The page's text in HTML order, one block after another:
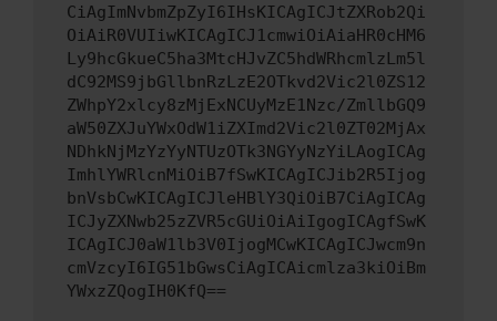
CiAgImNvbmZpZyI6IHsKICAgICJtZXRob2Qi
OiAiR0VUIiwKICAgICJ1cmwiOiAiaHR0cHM6
Ly9hcGkueC5ha3MtcHJvZC5hdWRhcmlzLm5l
dC92MS9jbGllbnRzLzE2OTkvd2Vic2l0ZS12
ZWhpY2xlcy8zMjExNCUyMzE1Nzc/ZmllbGQ9
aW50ZXJuYWxOdW1iZXImd2Vic2l0ZT02MjAx
NDhkNjMzYzYyNTUzOTk3NGYyNzYiLAogICAg
ImhlYWRlcnMiOiB7fSwKICAgICJib2R5Ijog
bnVsbCwKICAgICJleHBlY3QiOiB7CiAgICAg
ICJyZXNwb25zZVR5cGUiOiAiIgogICAgfSwK
ICAgICJ0aW1lb3V0IjogMCwKICAgICJwcm9n
cmVzcyI6IG51bGwsCiAgICAicmlza3kiOiBm
YWxzZQogIH0KfQ==